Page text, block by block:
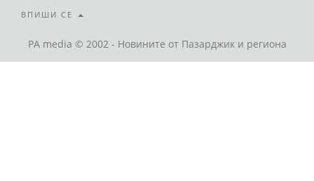
ВПИШИ СЕ
PA media © 2002 - Новините от Пазарджик и региона